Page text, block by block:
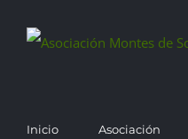
Inicio Asociación